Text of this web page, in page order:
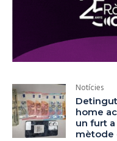
Notícies
home
un furt
mètode